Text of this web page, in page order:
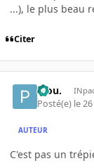
...), le plus beau
Citer
Piou.
Posté(e) le
AUTEUR
C'est pas un